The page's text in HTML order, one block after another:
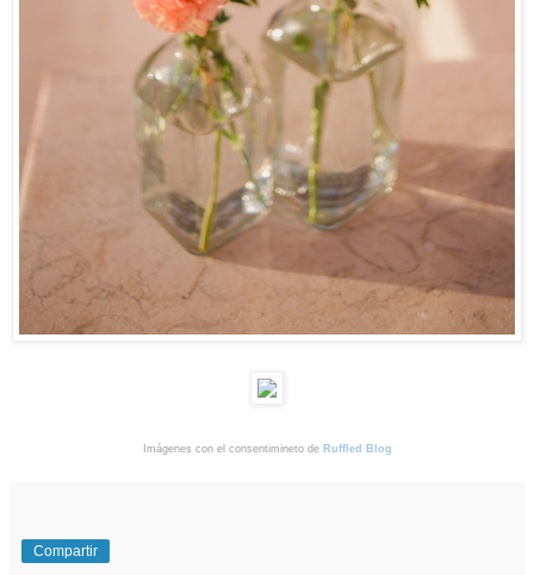
Imágenes con el consentimineto de Ruffled Blog
Compartir